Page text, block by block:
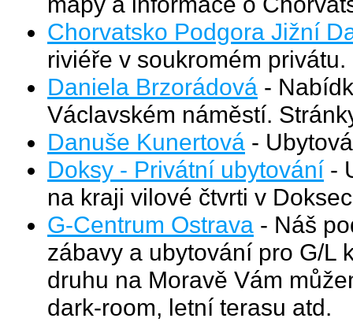
Chorvatsko Podgora Jižní
riviéře v soukromém privátu.
Daniela Brzorádová -
Václavském náměstí.
Danuše Kunertová -
Doksy - Privátní ubytování-
na kraji vilové čtvrti v
G-Centrum Ostrava - Náš
zábavy a ubytování pro G/L
druhu na Moravě Vám
dark-room, letní terasu atd.